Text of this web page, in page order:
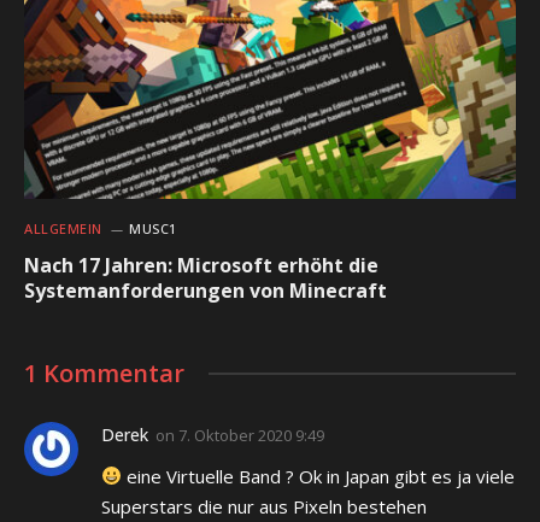
ALLGEMEIN MUSC1
Nach 17 Jahren: Microsoft erhöht die
Systemanforderungen von Minecraft
1 Kommentar
Derek on 7. Oktober 2020 9:49
eine Virtuelle Band ? Ok in Japan gibt es ja viele
Superstars die nur aus Pixeln bestehen